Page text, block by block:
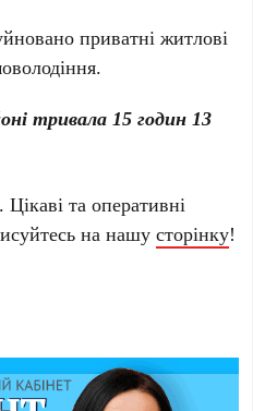
приватні житлові
тривала 15 годин 13
. Цікаві та оперативні
на нашусторінку!